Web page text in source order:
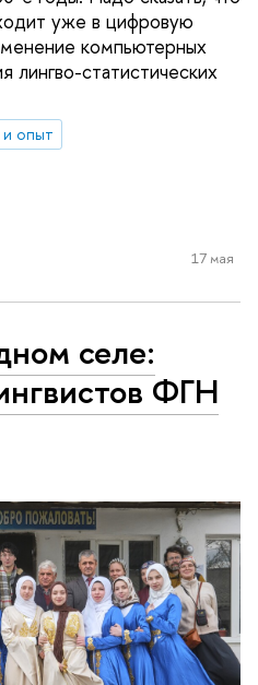
уже в цифровую
компьютерных
лингво-статистических
опыт
17 мая
селе:
ФГН